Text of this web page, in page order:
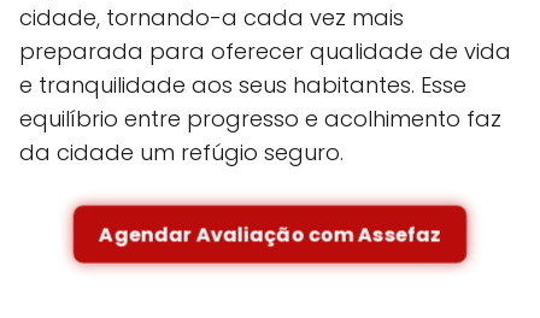
cidade, tornando-a cada vez mais
preparada para oferecer qualidade de vida
e tranquilidade aos seus habitantes. Esse
equilíbrio entre progresso e acolhimento faz
da cidade um refúgio seguro.
Agendar Avaliação com Assefaz